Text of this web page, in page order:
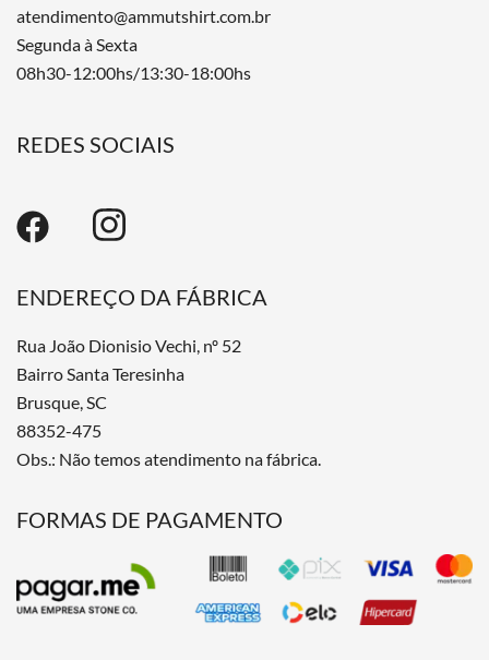
atendimento@ammutshirt.com.br
Segunda à Sexta
08h30-12:00hs/13:30-18:00hs
REDES SOCIAIS
ENDEREÇO DA FÁBRICA
Rua João Dionisio Vechi, nº 52
Bairro Santa Teresinha
Brusque, SC
88352-475
Obs.: Não temos atendimento na fábrica.
FORMAS DE PAGAMENTO